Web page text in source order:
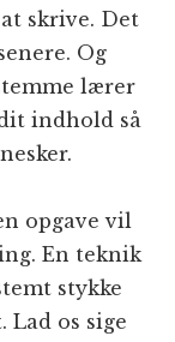
skrive. Det
Og
lærer
indhold så
opgave vil
En teknik
stykke
os sige